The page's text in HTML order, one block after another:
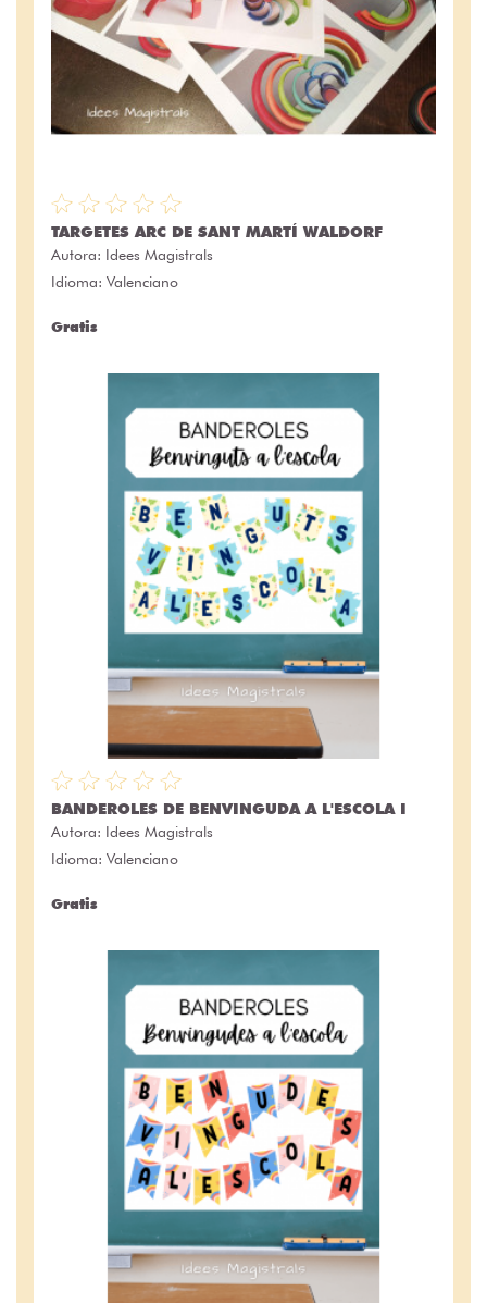
TARGETES ARC DE SANT MARTÍ WALDORF
Autora: Idees Magistrals
Idioma: Valenciano
Gratis
BANDEROLES DE BENVINGUDA A L'ESCOLA I
Autora: Idees Magistrals
Idioma: Valenciano
Gratis